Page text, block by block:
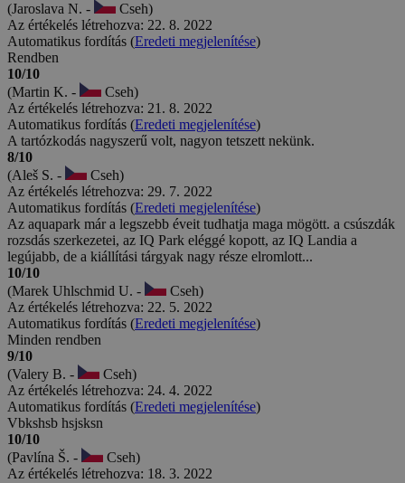
(Jaroslava N. -
Cseh)
Az értékelés létrehozva: 22. 8. 2022
Automatikus fordítás (Eredeti megjelenítése)
Rendben
10/10
(Martin K. -
Cseh)
Az értékelés létrehozva: 21. 8. 2022
Automatikus fordítás (Eredeti megjelenítése)
A tartózkodás nagyszerű volt, nagyon tetszett nekünk.
8/10
(Aleš S. -
Cseh)
Az értékelés létrehozva: 29. 7. 2022
Automatikus fordítás (Eredeti megjelenítése)
Az aquapark már a legszebb éveit tudhatja maga mögött. a csúszdák
rozsdás szerkezetei, az IQ Park eléggé kopott, az IQ Landia a
legújabb, de a kiállítási tárgyak nagy része elromlott...
10/10
(Marek Uhlschmid U. -
Cseh)
Az értékelés létrehozva: 22. 5. 2022
Automatikus fordítás (Eredeti megjelenítése)
Minden rendben
9/10
(Valery B. -
Cseh)
Az értékelés létrehozva: 24. 4. 2022
Automatikus fordítás (Eredeti megjelenítése)
Vbkshsb hsjsksn
10/10
(Pavlína Š. -
Cseh)
Az értékelés létrehozva: 18. 3. 2022